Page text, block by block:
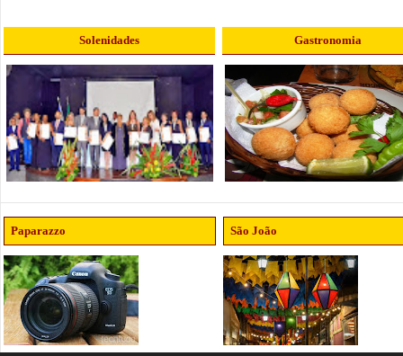
Solenidades Gastronomia
Paparazzo São João